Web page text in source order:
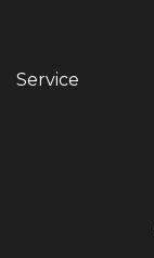
Service